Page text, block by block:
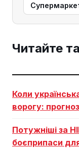
Читайте
Коли
ворогу:
Потужніші за
боєприпаси